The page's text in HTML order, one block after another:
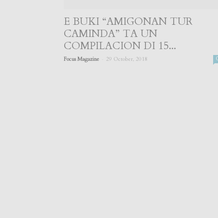
E BUKI “AMIGONAN TUR
CAMINDA” TA UN
COMPILACION DI 15...
Focus Magazine 29 October, 2018 0